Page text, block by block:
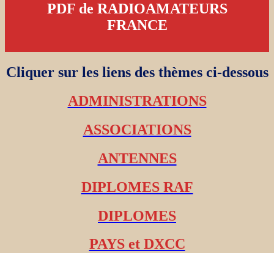
PDF de RADIOAMATEURS
FRANCE
Cliquer sur les liens des thèmes ci-dessous
ADMINISTRATIONS
ASSOCIATIONS
ANTENNES
DIPLOMES RAF
DIPLOMES
PAYS et DXCC